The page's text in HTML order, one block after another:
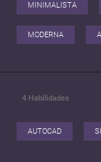
MINIMALISTA
MODERNA
4 Habilidades
AUTOCAD